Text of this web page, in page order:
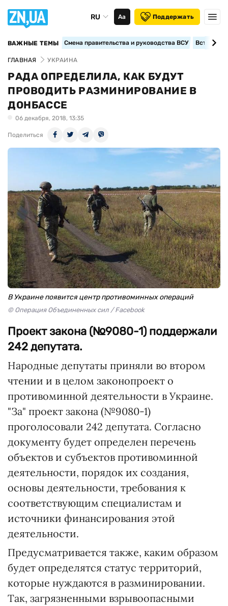
RU Аа Поддержать
ВАЖНЫЕ ТЕМЫ Смена правительства и руководства ВСУ
ГЛАВНАЯ УКРАИНА
РАДА ОПРЕДЕЛИЛА, КАК БУДУТ
ПРОВОДИТЬ РАЗМИНИРОВАНИЕ В
ДОНБАССЕ
06 декабря, 2018, 13:35
Поделиться
В Украине появится центр противоминных операций
© Операция Объединенных сил / Facebook
Проект закона (№9080-1) поддержали
242 депутата.
Народные депутаты приняли во втором
чтении и в целом законопроект о
противоминной деятельности в Украине.
"За" проект закона (№9080-1)
проголосовали 242 депутата. Согласно
документу будет определен перечень
объектов и субъектов противоминной
деятельности, порядок их создания,
основы деятельности, требования к
соответствующим специалистам и
источники финансирования этой
деятельности.
Предусматривается также, каким образом
будет определятся статус территорий,
которые нуждаются в разминировании.
Так, загрязненными взрывоопасными